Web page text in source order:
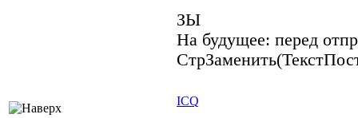
ЗЫ
На будущее: перед
ICQ